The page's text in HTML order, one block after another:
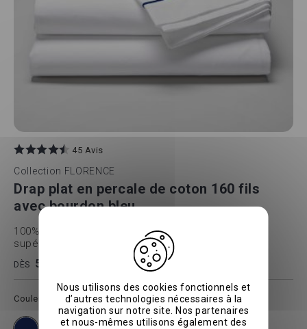
45 Avis
Collection FLORENCE
Drap plat en percale de coton 160 fils
avec bourdon bleu
100% coton peigné - Bourdon bleu sur la partie
supérieure - Certifié Oeko -Tex
DÈS 56 €
Couleur Bleu
Nous utilisons des cookies fonctionnels et
d’autres technologies nécessaires à la
navigation sur notre site. Nos partenaires
et nous-mêmes utilisons également des